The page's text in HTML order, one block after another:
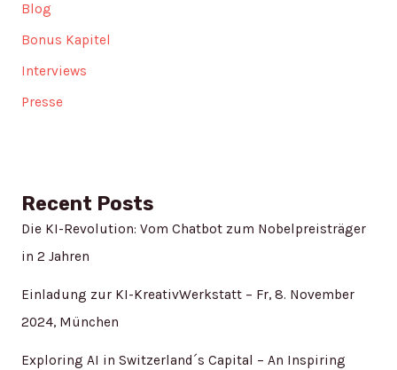
Blog
Bonus Kapitel
Interviews
Presse
Recent Posts
Die KI-Revolution: Vom Chatbot zum Nobelpreisträger
in 2 Jahren
Einladung zur KI-KreativWerkstatt – Fr, 8. November
2024, München
Exploring AI in Switzerland´s Capital – An Inspiring